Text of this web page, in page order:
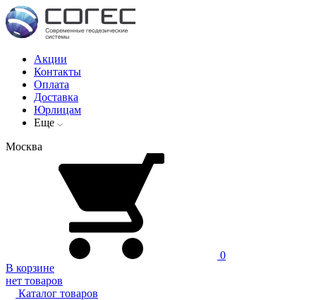
Акции
Контакты
Оплата
Доставка
Юрлицам
Еще
Москва
0
В корзине
нет товаров
Каталог товаров